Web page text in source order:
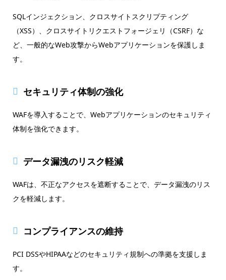
SQLインジェクション、クロスサイトスクリプティング
（XSS）、クロスサイトリクエストフォージェリ（CSRF）な
ど、一般的なWeb攻撃からWebアプリケーションを保護しま
す。
セキュリティ体制の強化
WAFを導入することで、Webアプリケーションのセキュリティ
体制を強化できます。
データ漏洩のリスク軽減
WAFは、不正なアクセスを遮断することで、データ漏洩のリス
クを軽減します。
コンプライアンスの維持
PCI DSSやHIPAAなどのセキュリティ規制への準拠を支援しま
す。